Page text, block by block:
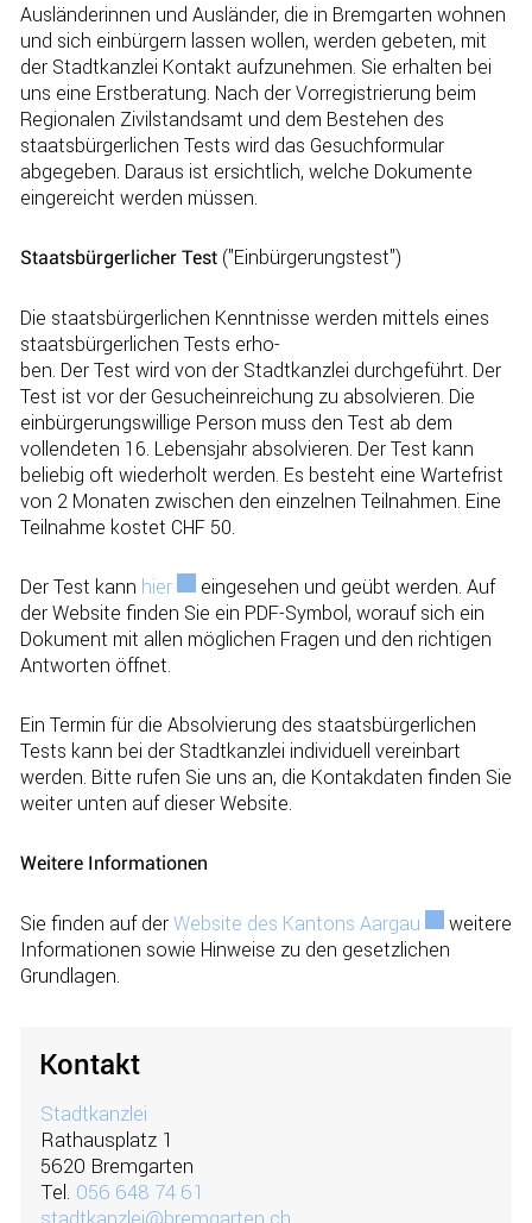
Ausländerinnen und Ausländer, die in Bremgarten wohnen
und sich einbürgern lassen wollen, werden gebeten, mit
der Stadtkanzlei Kontakt aufzunehmen. Sie erhalten bei
uns eine Erstberatung. Nach der Vorregistrierung beim
Regionalen Zivilstandsamt und dem Bestehen des
staatsbürgerlichen Tests wird das Gesuchformular
abgegeben. Daraus ist ersichtlich, welche Dokumente
eingereicht werden müssen.
Staatsbürgerlicher Test ("Einbürgerungstest")
Die staatsbürgerlichen Kenntnisse werden mittels eines
staatsbürgerlichen Tests erho-
ben. Der Test wird von der Stadtkanzlei durchgeführt. Der
Test ist vor der Gesucheinreichung zu absolvieren. Die
einbürgerungswillige Person muss den Test ab dem
vollendeten 16. Lebensjahr absolvieren. Der Test kann
beliebig oft wiederholt werden. Es besteht eine Wartefrist
von 2 Monaten zwischen den einzelnen Teilnahmen. Eine
Teilnahme kostet CHF 50.
Der Test kann hierExterner Link wird in einem neuen
eingesehen und geübt werden. Auf
der Website finden Sie ein PDF-Symbol, worauf sich ein
Dokument mit allen möglichen Fragen und den richtigen
Antworten öffnet.
Ein Termin für die Absolvierung des staatsbürgerlichen
Tests kann bei der Stadtkanzlei individuell vereinbart
werden. Bitte rufen Sie uns an, die Kontakdaten finden Sie
weiter unten auf dieser Website.
Weitere Informationen
Sie finden auf derWebsite des Kantons Aargau Externer
weitere
Informationen sowie Hinweise zu den gesetzlichen
Grundlagen.
Kontakt
Stadtkanzlei
Rathausplatz 1
5620 Bremgarten
Tel. 056 648 74 61